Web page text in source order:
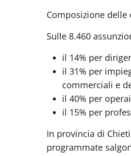
Composizione delle
Sulle 8.460
il 14% per
il 31% per
commerciali e
il 40% per
il 15% per
In provincia di
programmate